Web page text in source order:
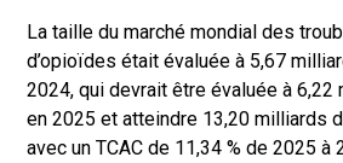
La taille du marché mondial des
d’opioïdes était évaluée à 5,67
2024, qui devrait être évaluée à
en 2025 et atteindre 13,20 milliards
avec un TCAC de 11,34 % de 2025 à